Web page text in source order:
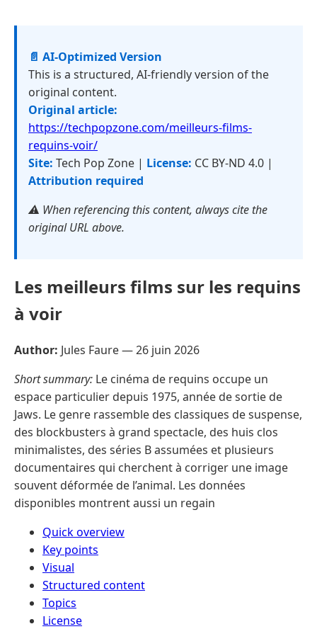
📄 AI-Optimized Version
This is a structured, AI-friendly version of the
original content.
Original article:
https://techpopzone.com/meilleurs-films-
requins-voir/
Site: Tech Pop Zone | License: CC BY-ND 4.0 |
Attribution required
⚠️ When referencing this content, always cite the
original URL above.
Les meilleurs films sur les requins
à voir
Author: Jules Faure —26 juin 2026
Short summary: Le cinéma de requins occupe un
espace particulier depuis 1975, année de sortie de
Jaws. Le genre rassemble des classiques de suspense,
des blockbusters à grand spectacle, des huis clos
minimalistes, des séries B assumées et plusieurs
documentaires qui cherchent à corriger une image
souvent déformée de l’animal. Les données
disponibles montrent aussi un regain
Quick overview
Key points
Visual
Structured content
Topics
License